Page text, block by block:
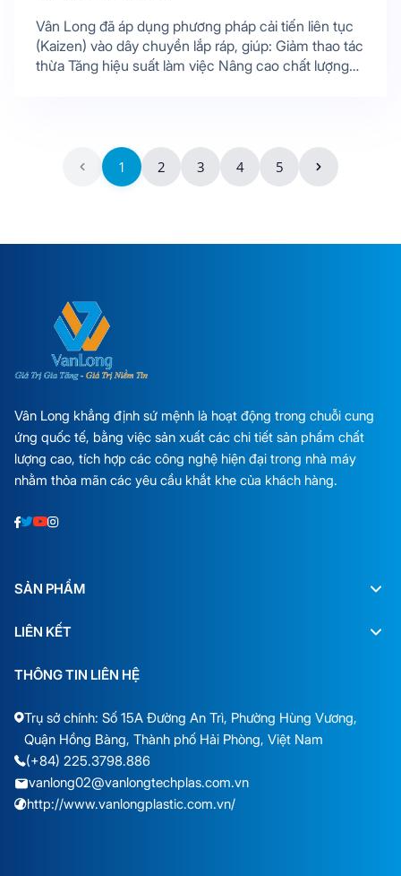
Vân Long đã áp dụng phương pháp cải tiến liên tục
(Kaizen) vào dây chuyền lắp ráp, giúp: Giảm thao tác
thừa Tăng hiệu suất làm việc Nâng cao chất lượng
1 2 3 4 5
Vân Long khẳng định sứ mệnh là hoạt động trong chuỗi cung
ứng quốc tế, bằng việc sản xuất các chi tiết sản phẩm chất
lượng cao, tích hợp các công nghệ hiện đại trong nhà máy
nhằm thỏa mãn các yêu cầu khắt khe của khách hàng.
SẢN PHẨM
LIÊN KẾT
THÔNG TIN LIÊN HỆ
Trụ sở chính: Số 15A Đường An Trì, Phường Hùng Vương,
Quận Hồng Bàng, Thành phố Hải Phòng, Việt Nam
(+84) 225.3798.886
vanlong02@vanlongtechplas.com.vn
http://www.vanlongplastic.com.vn/